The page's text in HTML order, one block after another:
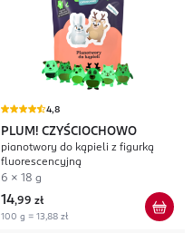
4,8
PLUM! CZYŚCIOCHOWO
pianotwory do kąpieli z figurką
fluorescencyjną
6 x 18 g
14,99 zł
100 g = 13,88 zł